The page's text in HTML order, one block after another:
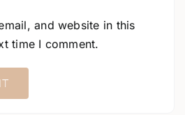
and website in this
time I comment.